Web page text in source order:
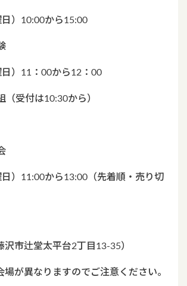
）10:00から15:00
）11：00から12：00
受付は10:30から）
）11:00から13:00（先着順・売り切
沢市辻堂太平台2丁目13-35）
が異なりますのでご注意ください。